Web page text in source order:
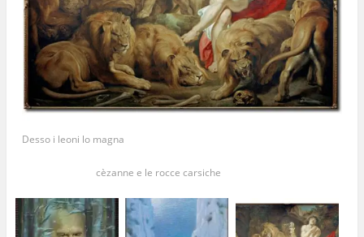
Desso i leoni lo magna
cèzanne e le rocce carsiche